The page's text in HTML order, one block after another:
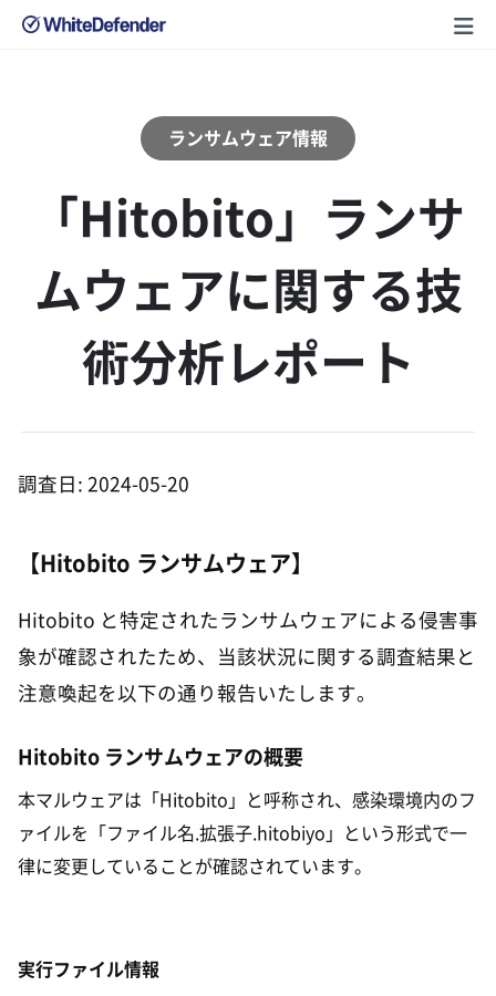
ランサムウェア情報
「Hitobito」ランサ
ムウェアに関する技
術分析レポート
調査日: 2024-05-20
【Hitobito ランサムウェア】
Hitobito と特定されたランサムウェアによる侵害事
象が確認されたため、当該状況に関する調査結果と
注意喚起を以下の通り報告いたします。
Hitobito ランサムウェアの概要
本マルウェアは「Hitobito」と呼称され、感染環境内のフ
ァイルを「ファイル名.拡張子.hitobiyo」という形式で一
律に変更していることが確認されています。
実行ファイル情報